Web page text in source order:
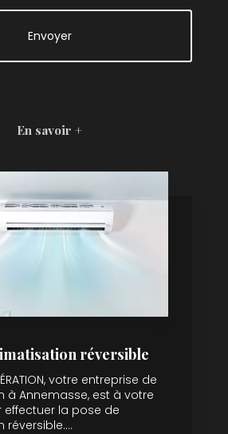
En savoir +
réversible
votre entreprise de
à Annemasse, est à votre
effectuer la pose de